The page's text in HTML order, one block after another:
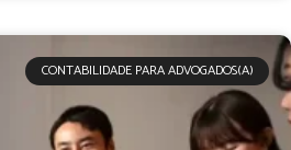
CONTABILIDADE PARA ADVOGADOS(A)